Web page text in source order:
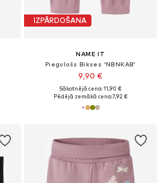
IZPĀRDOŠANA
NAME IT
Piegulošs Bikses 'NBNKAB'
9,90 €
Sākotnējā cena: 11,90 €
Pēdējā zemākā cena:7,92 €